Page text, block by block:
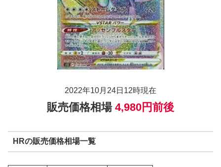
2022年10月24日12時現在
販売価格相場 4,980円前後
HRの販売価格相場一覧